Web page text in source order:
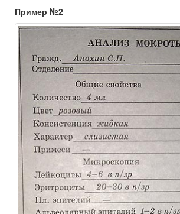
Пример №2